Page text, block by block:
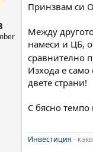
Принзвам си
Между
намеси и ЦБ,
сравнително
Изхода е
двете страни!
С бясно
Инвестиция -